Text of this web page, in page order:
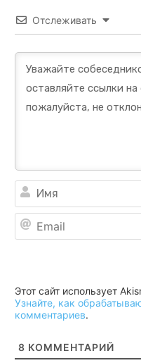
Отслеживать
Этот сайт использует
Узнайте, как
комментариев.
8 КОММЕНТАРИЙ